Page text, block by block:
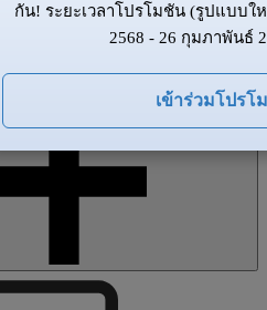
กัน! ระยะเวลาโปรโมชัน (รูปแบบใ
2568 - 26 กุมภาพันธ์
เข้าร่วมโปรโ